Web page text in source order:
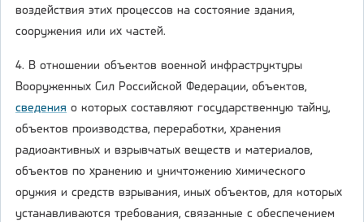
воздействия этих процессов на состояние здания,
сооружения или их частей.
4. В отношении объектов военной инфраструктуры
Вооруженных Сил Российской Федерации, объектов,
сведения о которых составляют государственную тайну,
объектов производства, переработки, хранения
радиоактивных и взрывчатых веществ и материалов,
объектов по хранению и уничтожению химического
оружия и средств взрывания, иных объектов, для которых
устанавливаются требования, связанные с обеспечением